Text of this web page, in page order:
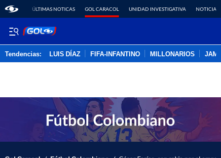
ÚLTIMAS NOTICAS GOL CARACOL UNIDAD INVESTIGATIVA NOTICIAS
Tendencias: LUIS DÍAZ FIFA-INFANTINO MILLONARIOS